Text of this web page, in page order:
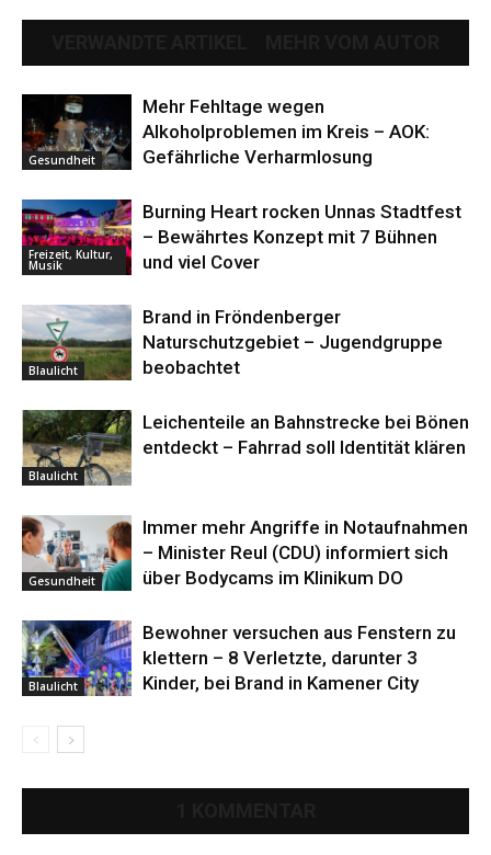
Gesundheit
Mehr Fehltage wegen
Alkoholproblemen im Kreis – AOK:
Gefährliche Verharmlosung
Freizeit, Kultur,
Musik
Burning Heart rocken Unnas Stadtfest
– Bewährtes Konzept mit 7 Bühnen
und viel Cover
Blaulicht
Brand in Fröndenberger
Naturschutzgebiet – Jugendgruppe
beobachtet
Blaulicht
Leichenteile an Bahnstrecke bei Bönen
entdeckt – Fahrrad soll Identität klären
Gesundheit
Immer mehr Angriffe in Notaufnahmen
– Minister Reul (CDU) informiert sich
über Bodycams im Klinikum DO
Blaulicht
Bewohner versuchen aus Fenstern zu
klettern – 8 Verletzte, darunter 3
Kinder, bei Brand in Kamener City